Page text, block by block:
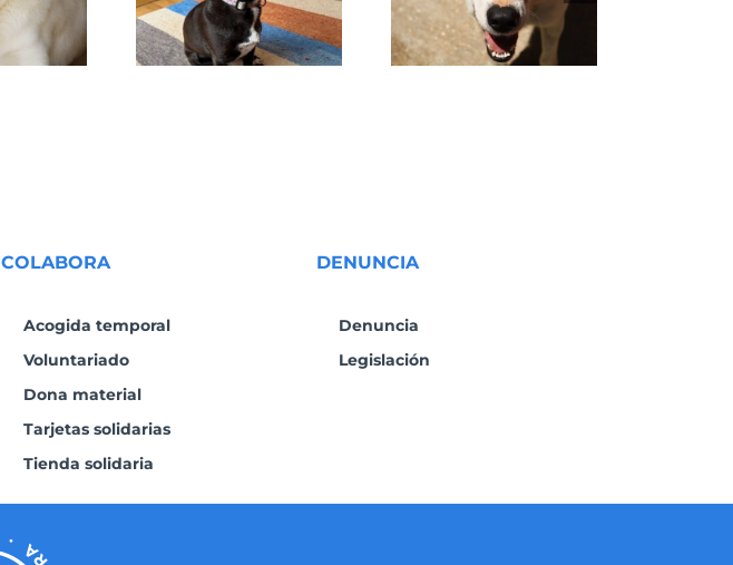
COLABORA
Acogida temporal
Voluntariado
Dona material
Tarjetas solidarias
Tienda solidaria
DENUNCIA
Denuncia
Legislación